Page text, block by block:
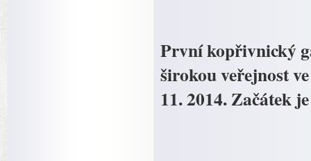
První kopřivnický
širokou veřejnost
11. 2014. Začátek